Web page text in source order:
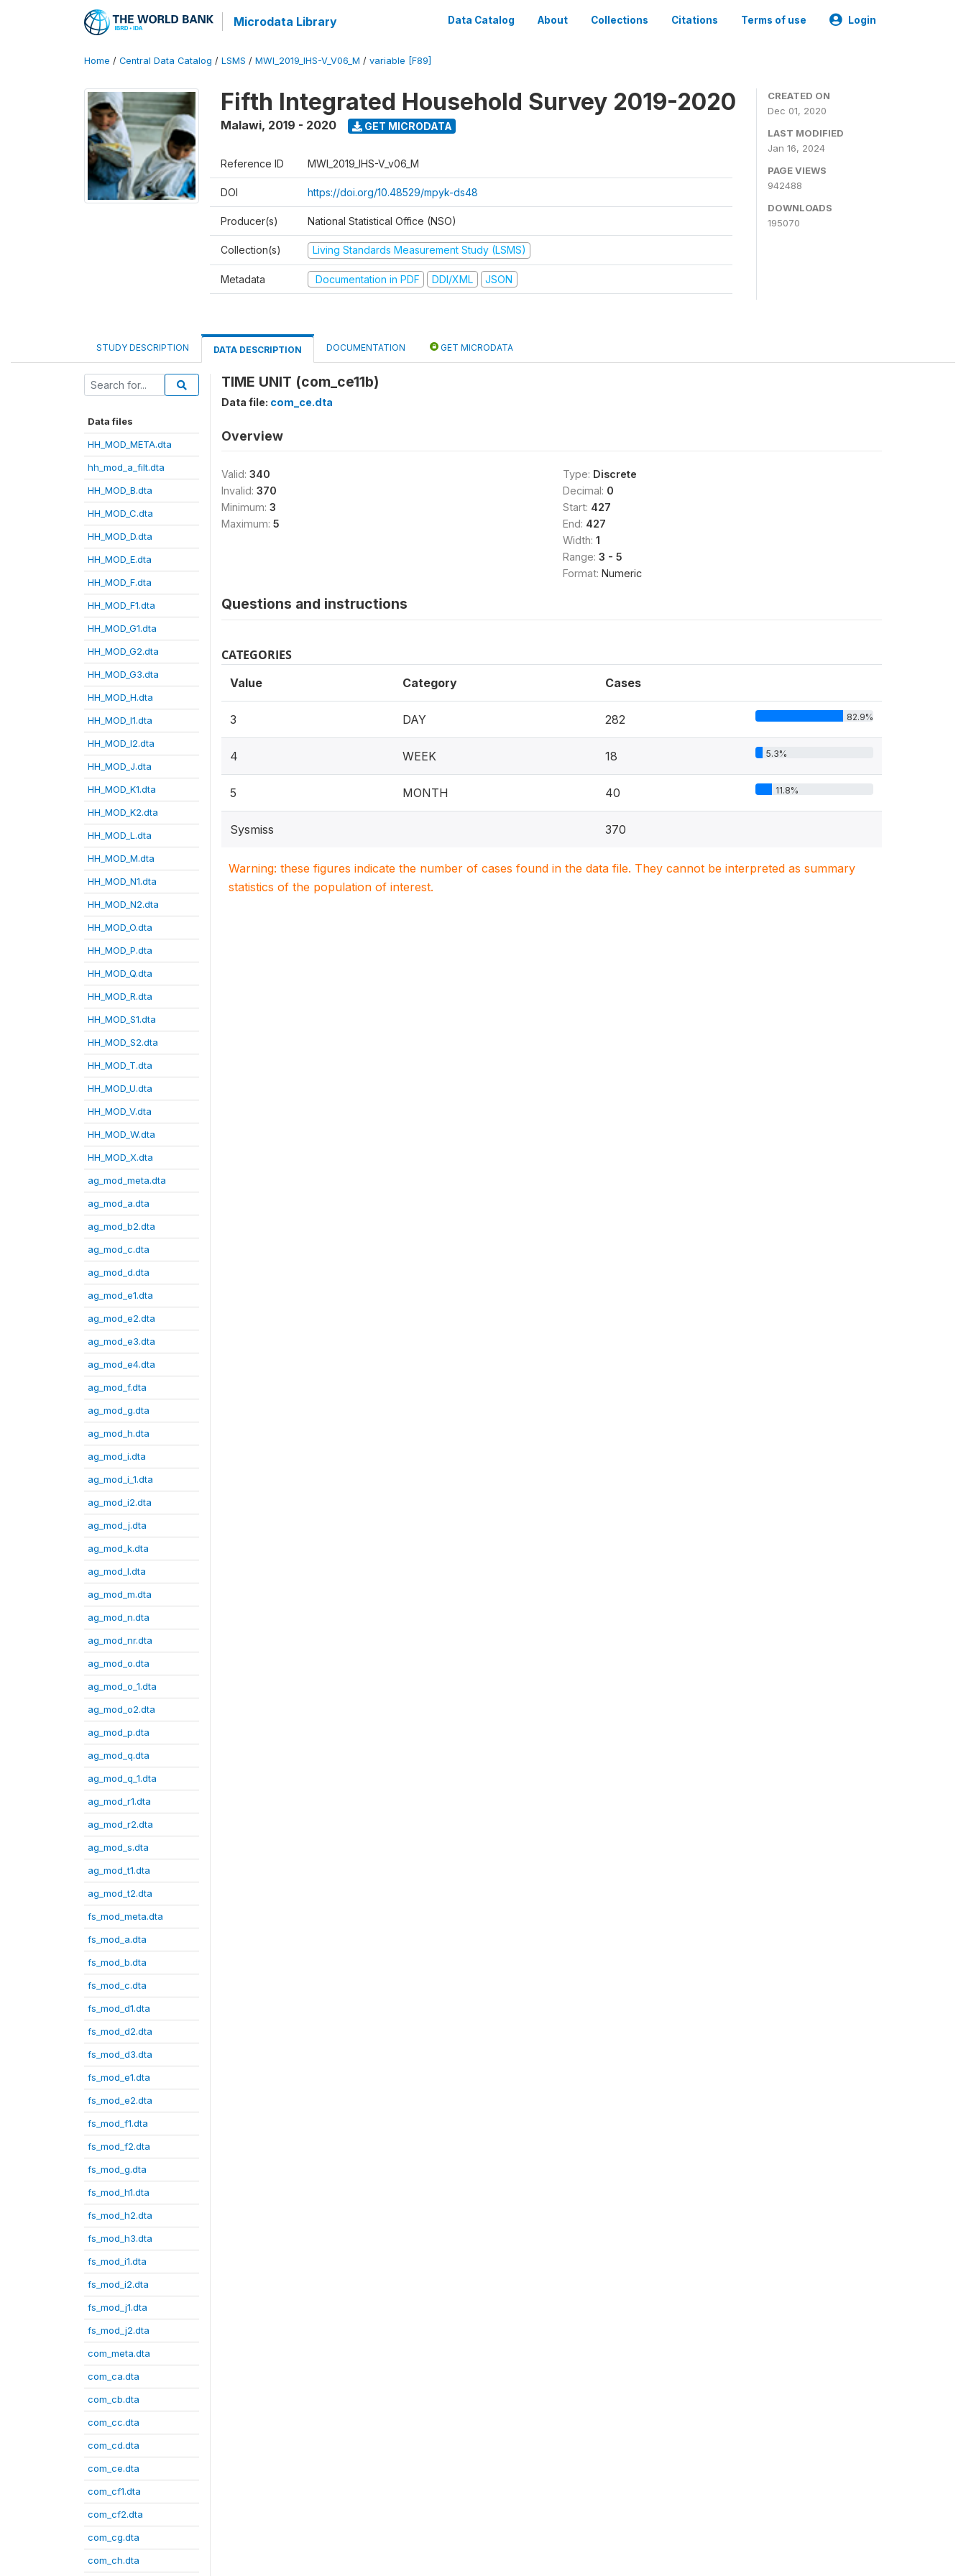
Microdata Library Data Catalog About Collections Citations Terms of use Login
Home / Central Data Catalog / LSMS / MWI_2019_IHS-V_V06_M / variable [F89]
Fifth Integrated Household Survey 2019-2020
Malawi, 2019 - 2020 GET MICRODATA
Reference ID MWI_2019_IHS-V_v06_M
DOI https://doi.org/10.48529/mpyk-ds48
Producer(s) National Statistical Office (NSO)
Collection(s) Living Standards Measurement Study (LSMS)
Metadata Documentation in PDF DDI/XML JSON
CREATED ON
Dec 01, 2020
LAST MODIFIED
Jan 16, 2024
PAGE VIEWS
942488
DOWNLOADS
195070
STUDY DESCRIPTION DATA DESCRIPTION DOCUMENTATION GET MICRODATA
Data files
HH_MOD_META.dta
hh_mod_a_filt.dta
HH_MOD_B.dta
HH_MOD_C.dta
HH_MOD_D.dta
HH_MOD_E.dta
HH_MOD_F.dta
HH_MOD_F1.dta
HH_MOD_G1.dta
HH_MOD_G2.dta
HH_MOD_G3.dta
HH_MOD_H.dta
HH_MOD_I1.dta
HH_MOD_I2.dta
HH_MOD_J.dta
HH_MOD_K1.dta
HH_MOD_K2.dta
HH_MOD_L.dta
HH_MOD_M.dta
HH_MOD_N1.dta
HH_MOD_N2.dta
HH_MOD_O.dta
HH_MOD_P.dta
HH_MOD_Q.dta
HH_MOD_R.dta
HH_MOD_S1.dta
HH_MOD_S2.dta
HH_MOD_T.dta
HH_MOD_U.dta
HH_MOD_V.dta
HH_MOD_W.dta
HH_MOD_X.dta
ag_mod_meta.dta
ag_mod_a.dta
ag_mod_b2.dta
ag_mod_c.dta
ag_mod_d.dta
ag_mod_e1.dta
ag_mod_e2.dta
ag_mod_e3.dta
ag_mod_e4.dta
ag_mod_f.dta
ag_mod_g.dta
ag_mod_h.dta
ag_mod_i.dta
ag_mod_i_1.dta
ag_mod_i2.dta
ag_mod_j.dta
ag_mod_k.dta
ag_mod_l.dta
ag_mod_m.dta
ag_mod_n.dta
ag_mod_nr.dta
ag_mod_o.dta
ag_mod_o_1.dta
ag_mod_o2.dta
ag_mod_p.dta
ag_mod_q.dta
ag_mod_q_1.dta
ag_mod_r1.dta
ag_mod_r2.dta
ag_mod_s.dta
ag_mod_t1.dta
ag_mod_t2.dta
fs_mod_meta.dta
fs_mod_a.dta
fs_mod_b.dta
fs_mod_c.dta
fs_mod_d1.dta
fs_mod_d2.dta
fs_mod_d3.dta
fs_mod_e1.dta
fs_mod_e2.dta
fs_mod_f1.dta
fs_mod_f2.dta
fs_mod_g.dta
fs_mod_h1.dta
fs_mod_h2.dta
fs_mod_h3.dta
fs_mod_i1.dta
fs_mod_i2.dta
fs_mod_j1.dta
fs_mod_j2.dta
com_meta.dta
com_ca.dta
com_cb.dta
com_cc.dta
com_cd.dta
com_ce.dta
com_cf1.dta
com_cf2.dta
com_cg.dta
com_ch.dta
TIME UNIT (com_ce11b)
Data file: com_ce.dta
Overview
Valid: 340
Invalid: 370
Minimum: 3
Maximum: 5
Type: Discrete
Decimal: 0
Start: 427
End: 427
Width: 1
Range: 3 - 5
Format: Numeric
Questions and instructions
CATEGORIES
Value Category Cases
3 DAY 282 82.9%
4 WEEK 18 5.3%
5 MONTH 40 11.8%
Sysmiss 370
Warning: these figures indicate the number of cases found in the data file. They cannot be interpreted as summary
statistics of the population of interest.